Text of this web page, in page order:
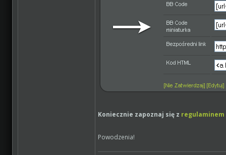
Koniecznie zapoznaj się z
Powodzenia!